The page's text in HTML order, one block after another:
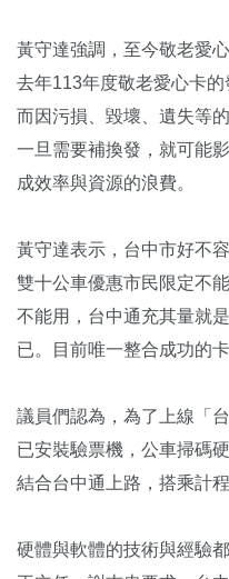
黃守達強調，至今敬老愛
去年113年度敬老愛心卡的
而因污損、毀壞、遺失等
一旦需要補換發，就可能
成效率與資源的浪費。
黃守達表示，台中市好不
雙十公車優惠市民限定不
不能用，台中通充其量就
已。目前唯一整合成功的
議員們認為，為了上線「
已安裝驗票機，公車掃碼
結合台中通上路，搭乘計
硬體與軟體的技術與經驗